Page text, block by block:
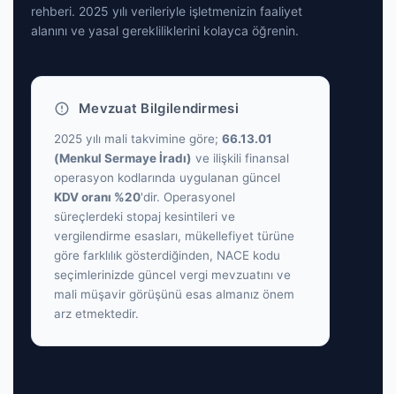
rehberi. 2025 yılı verileriyle işletmenizin faaliyet
alanını ve yasal gerekliliklerini kolayca öğrenin.
Mevzuat Bilgilendirmesi
2025 yılı mali takvimine göre; 66.13.01
(Menkul Sermaye İradı) ve ilişkili finansal
operasyon kodlarında uygulanan güncel
KDV oranı %20'dir. Operasyonel
süreçlerdeki stopaj kesintileri ve
vergilendirme esasları, mükellefiyet türüne
göre farklılık gösterdiğinden, NACE kodu
seçimlerinizde güncel vergi mevzuatını ve
mali müşavir görüşünü esas almanız önem
arz etmektedir.